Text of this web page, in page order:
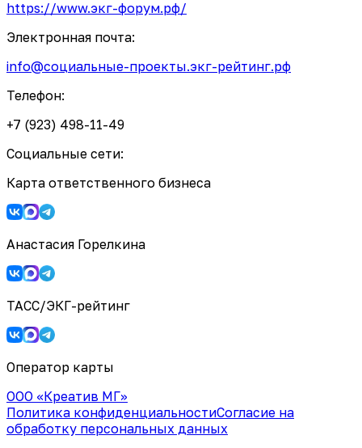
https://www.экг-форум.рф/
Электронная почта:
info@социальные-проекты.экг-рейтинг.рф
Телефон:
+7 (923) 498-11-49
Социальные сети:
Карта ответственного бизнеса
Анастасия Горелкина
ТАСС/ЭКГ-рейтинг
Оператор карты
ООО «Креатив МГ»
Политика конфиденциальностиСогласие на
обработку персональных данных